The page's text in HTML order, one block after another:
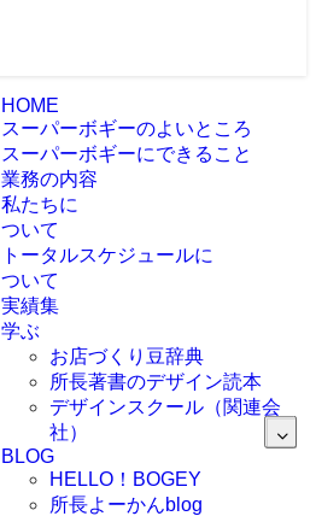
HOME
スーパーボギーのよいところ
スーパーボギーにできること
業務の内容
私たちに
ついて
トータルスケジュールに
ついて
実績集
学ぶ
お店づくり豆辞典
所長著書のデザイン読本
デザインスクール（関連会
社）
BLOG
HELLO！BOGEY
所長よーかんblog